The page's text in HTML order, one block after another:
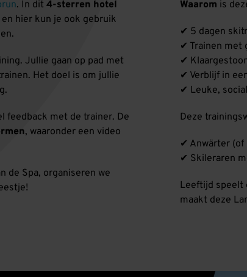
. In dit 4-sterren hotel
hier kun je ook gebruik
Jullie gaan op pad met
Het doel is om jullie
feedback met de trainer. De
, waaronder een video
de Spa, organiseren we
Waarom is
✔ 5 dagen
✔ Trainen met
✔
✔ Verblijf in
✔ Leuke,
Deze
✔ Anwärter (of
✔ Skileraren
Leeftijd speelt
maakt deze